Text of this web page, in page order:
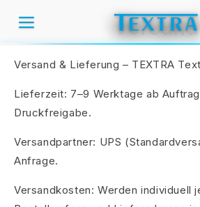
zum
Inhalt
Versand
Versand & Lieferung – TEXTRA
Lieferzeit: 7–9 Werktage ab
Druckfreigabe.
Versandpartner: UPS
Anfrage.
Versandkosten: Werden individuell